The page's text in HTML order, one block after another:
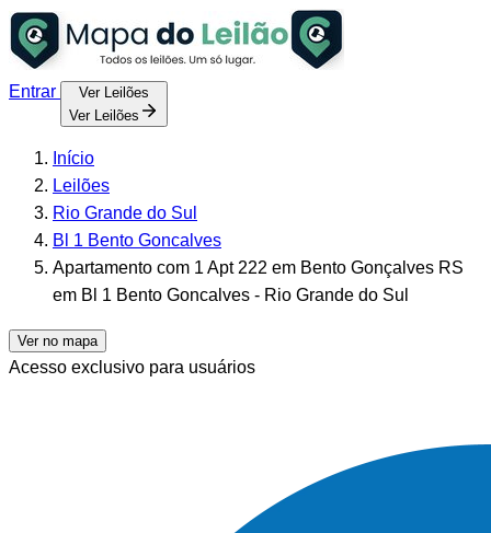
Entrar
Ver Leilões
Ver Leilões
Início
Leilões
Rio Grande do Sul
Bl 1 Bento Goncalves
Apartamento com 1 Apt 222 em Bento Gonçalves RS
em Bl 1 Bento Goncalves - Rio Grande do Sul
Ver no mapa
Acesso exclusivo para usuários